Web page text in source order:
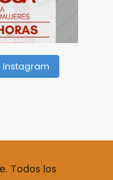
Instagram
Todos los